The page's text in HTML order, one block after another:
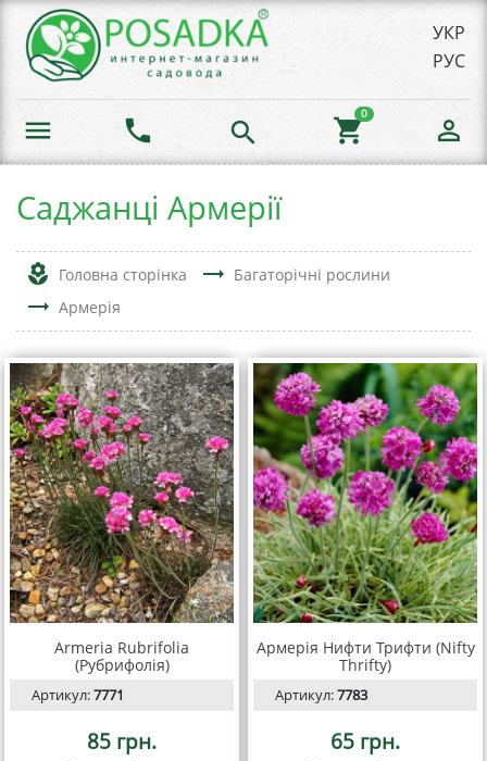
УКР
РУС
menu phone search shopping_cart
0
person_outline
Саджанці Армерії
local_florist Головна сторінка trending_flat Багаторічні рослини
trending_flat Армерія
Armeria Rubrifolia
(Рубрифолія)
Артикул:7771
85 грн.
Армерія Нифти Трифти (Nifty
Thrifty)
Артикул:7783
65 грн.